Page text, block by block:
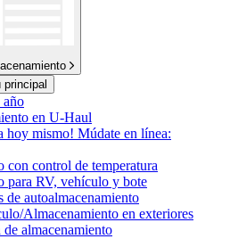
principal
en U-Haul
hoy mismo! Múdate en línea:
con control de temperatura
para RV, vehículo y bote
de autoalmacenamiento
Almacenamiento en exteriores
almacenamiento